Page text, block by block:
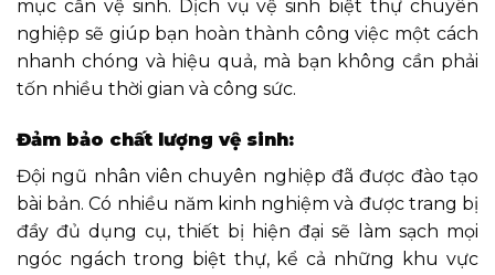
mục cần vệ sinh. Dịch vụ vệ sinh biệt thự chuyên
nghiệp sẽ giúp bạn hoàn thành công việc một cách
nhanh chóng và hiệu quả, mà bạn không cần phải
tốn nhiều thời gian và công sức.
Đảm bảo chất lượng vệ sinh:
Đội ngũ nhân viên chuyên nghiệp đã được đào tạo
bài bản. Có nhiều năm kinh nghiệm và được trang bị
đầy đủ dụng cụ, thiết bị hiện đại sẽ làm sạch mọi
ngóc ngách trong biệt thự, kể cả những khu vực